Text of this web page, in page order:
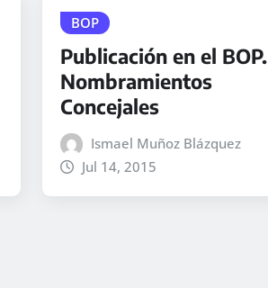
BOP
Publicación en el BOP.
Nombramientos
Concejales
Ismael Muñoz Blázquez
Jul 14, 2015